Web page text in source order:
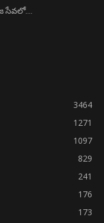
సేవలో….
3464
1271
1097
829
241
176
173